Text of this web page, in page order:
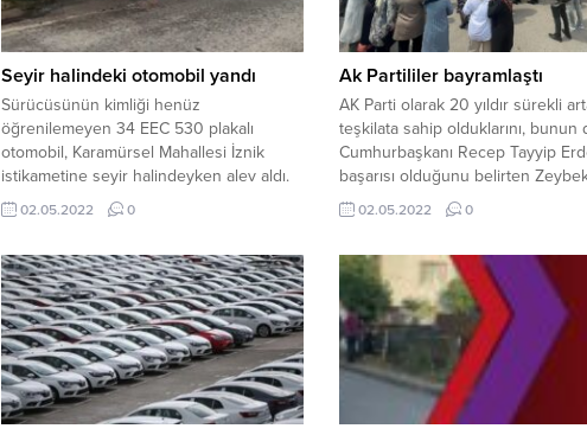
Seyir halindeki otomobil yandı
Sürücüsünün kimliği henüz
öğrenilemeyen 34 EEC 530 plakalı
otomobil, Karamürsel Mahallesi İznik
istikametine seyir halindeyken alev aldı.
Aracı yol kenarına çeken sürücü, durumu
itfaiyeye bildirdi. Ekipler tarafından yangın
otomobilde hasar oluştu. Yangın
dolayısıyla yol bir süre trafiğe kapandı,
aracın çekilmesiyle ulaşım normale
döndü.​​​​​​​ Haber: AA
02.05.2022 0
Ak Partililer bayramlaştı
AK Parti olarak 20 yıldır sürekli
teşkilata sahip olduklarını, bunun
Cumhurbaşkanı Recep Tayyip
başarısı olduğunu belirten
inanmış olan teşkilatların
Önümüzde 2023 seçimleri var
bayram. Yaklaşık 13,5 ay sonra
seçimlerine gireceğiz. Bu
özellikle Kocaeli teşkilatlarıyla
inanıyoruz...
02.05.2022 0